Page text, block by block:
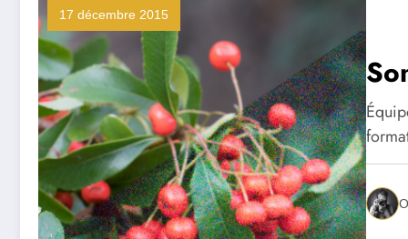
17 décembre 2015